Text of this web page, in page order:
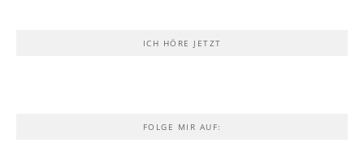
ICH HÖRE JETZT
FOLGE MIR AUF: